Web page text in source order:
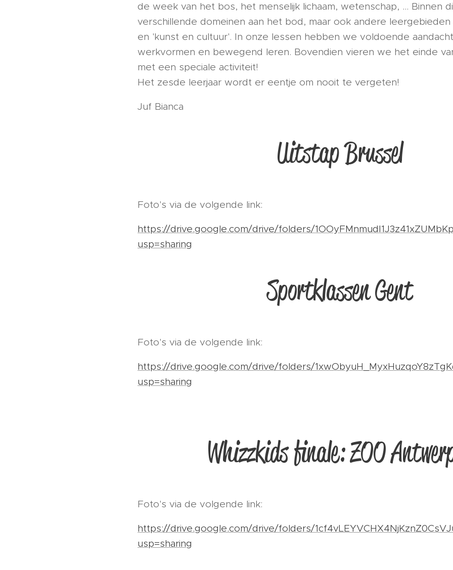
de week van het bos, het menselijk lichaam, wetenschap, … Binnen
verschillende domeinen aan het bod, maar ook andere
en 'kunst en cultuur'. In onze lessen hebben we voldoende
werkvormen en bewegend leren. Bovendien vieren we het einde
met een speciale activiteit!
Het zesde leerjaar wordt er eentje om nooit te vergeten!
Juf Bianca
Uitstap Brussel
Foto's via de volgende link:
https://drive.google.com/drive/folders/
usp=sharing
Sportklassen Gent
Foto's via de volgende link:
https://drive.google.com/drive/folders/
usp=sharing
Whizzkids finale: ZOO
Foto's via de volgende link:
https://drive.google.com/drive/folders/
usp=sharing